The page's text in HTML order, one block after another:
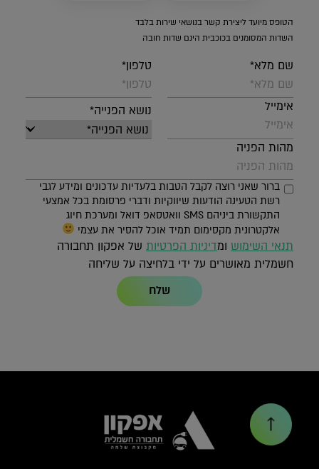
הטופס מיועד ליצירת קשר בנושאי שירות בלבד
השדות המסומנים בכוכבית הינם שדות חובה
שם מלא* טלפון*
אימייל נושא הפנייה*
מהות הפניה
ברור שאני רוצה לקבל הטבות בלעדיות עדכונים ומידע לגבי
רשת הטעינה הודעות שיווקיות ודברי פרסומת בכל אמצעי
התקשורת ביניהם SMS וואטסאפ דואל ומערכת חיוג
אלקטרונית מקסימום תמיד אוכל להסיר את עצמי
תנאי השימוש ומדיניות הפרטיותשל אפקון תחבורה
חשמלית מאושרים על ידי בלחיצה על שליחה
שלח